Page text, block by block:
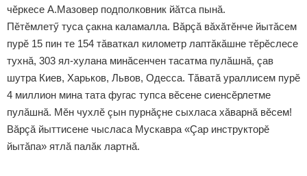
чӗркесе А.Мазовер подполковник йăтса пынă.
Пӗтӗмлетӳ туса çакна каламалла. Вăрçă вăхăтӗнче йытăсем
пурӗ 15 пин те 154 тăваткал километр лаптăкăшне тӗрӗслесе
тухнă, 303 ял-хулана минăсенчен тасатма пулăшнă, çав
шутра Киев, Харьков, Львов, Одесса. Тăватă ураллисем пурӗ
4 миллион мина тата фугас тупса вӗсене сиенсӗрлетме
пулăшнă. Мӗн чухлӗ çын пурнăçне сыхласа хăварнă вӗсем!
Вăрçă йыттисене чысласа Мускавра «Çар инструкторӗ
йытăпа» ятлă палăк лартнă.